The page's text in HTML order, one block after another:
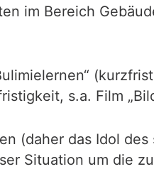
im Bereich
s.a. Film
(daher das Idol
Situation um die